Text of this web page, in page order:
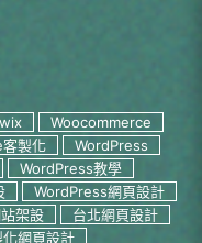
wix
Woocommerce
製化
WordPress
WordPress教學
WordPress網頁設計
架設
台北網頁設計
化網頁設計